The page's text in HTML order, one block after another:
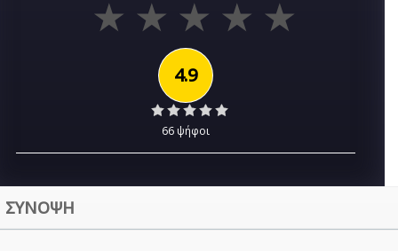
4.9
66 ψήφοι
ΣΥΝΟΨΗ